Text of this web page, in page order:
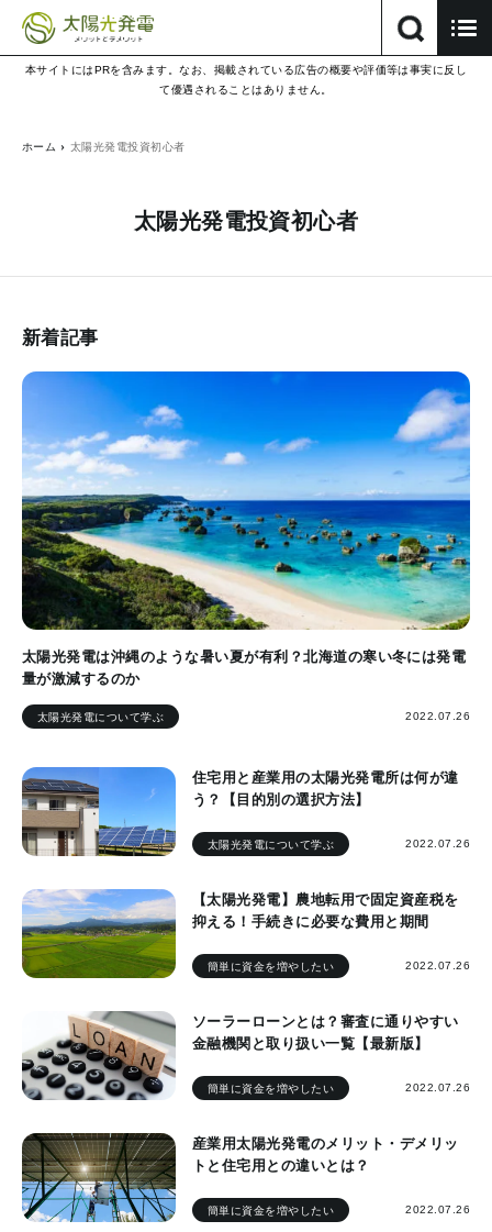
本サイトにはPRを含みます。なお、掲載されている広告の概要や評価等は事実に反し
て優遇されることはありません。
ホーム 太陽光発電投資初心者
太陽光発電投資初心者
新着記事
太陽光発電は沖縄のような暑い夏が有利？北海道の寒い冬には発電
量が激減するのか
太陽光発電について学ぶ 2022.07.26
住宅用と産業用の太陽光発電所は何が違
う？【目的別の選択方法】
太陽光発電について学ぶ 2022.07.26
【太陽光発電】農地転用で固定資産税を
抑える！手続きに必要な費用と期間
簡単に資金を増やしたい 2022.07.26
ソーラーローンとは？審査に通りやすい
金融機関と取り扱い一覧【最新版】
簡単に資金を増やしたい 2022.07.26
産業用太陽光発電のメリット・デメリッ
トと住宅用との違いとは？
簡単に資金を増やしたい 2022.07.26